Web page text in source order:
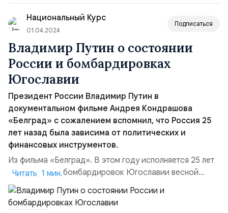
происхождением — стремится быть человеком,
несмотря на бре...
Национальный Курс
01.04.2024
Подписаться
Владимир Путин о состоянии
России и бомбардировках
Югославии
Президент России Владимир Путин в
документальном фильме Андрея Кондрашова
«Белград» с сожалением вспомнил, что Россия 25
лет назад была зависима от политических и
финансовых инструментов.
Из фильма «Белград». В этом году исполняется 25 лет
со дня начала бомбардировок Югославии весной
1999 года. К этой скорбной дате Андрей Кондрашов
снял фильм «Белград», который был показан на
телеканале «Россия 1». Как отметил в фильме наш
Читать 1 мин.